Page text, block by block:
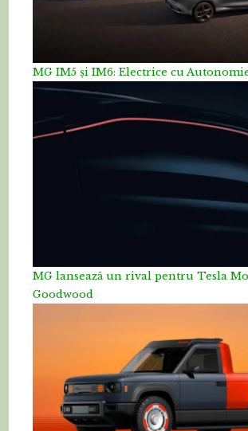
MG IM5 și IM6: Electrice cu
MG lansează un rival pentru Tesla
Goodwood